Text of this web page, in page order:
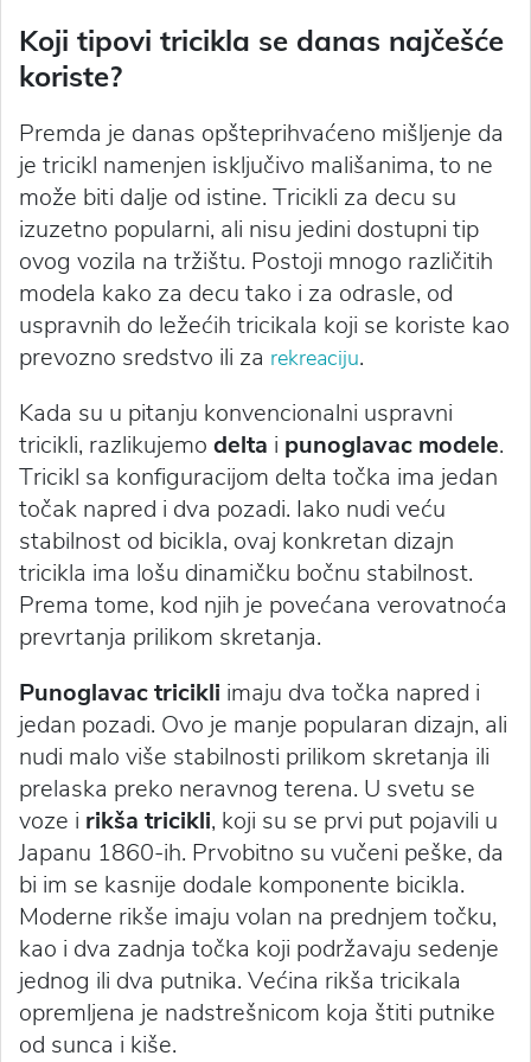
Koji tipovi tricikla se danas najčešće
koriste?
Premda je danas opšteprihvaćeno mišljenje da
je tricikl namenjen isključivo mališanima, to ne
može biti dalje od istine. Tricikli za decu su
izuzetno popularni, ali nisu jedini dostupni tip
ovog vozila na tržištu. Postoji mnogo različitih
modela kako za decu tako i za odrasle, od
uspravnih do ležećih tricikala koji se koriste kao
prevozno sredstvo ili za rekreaciju.
Kada su u pitanju konvencionalni uspravni
tricikli, razlikujemo delta i punoglavac modele.
Tricikl sa konfiguracijom delta točka ima jedan
točak napred i dva pozadi. Iako nudi veću
stabilnost od bicikla, ovaj konkretan dizajn
tricikla ima lošu dinamičku bočnu stabilnost.
Prema tome, kod njih je povećana verovatnoća
prevrtanja prilikom skretanja.
Punoglavac tricikli imaju dva točka napred i
jedan pozadi. Ovo je manje popularan dizajn, ali
nudi malo više stabilnosti prilikom skretanja ili
prelaska preko neravnog terena. U svetu se
voze i rikša tricikli, koji su se prvi put pojavili u
Japanu 1860-ih. Prvobitno su vučeni peške, da
bi im se kasnije dodale komponente bicikla.
Moderne rikše imaju volan na prednjem točku,
kao i dva zadnja točka koji podržavaju sedenje
jednog ili dva putnika. Većina rikša tricikala
opremljena je nadstrešnicom koja štiti putnike
od sunca i kiše.